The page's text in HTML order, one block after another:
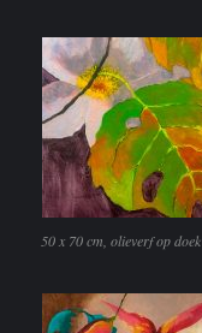
50 x 70 cm, olieverf op doek